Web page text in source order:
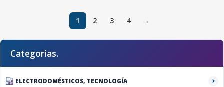
Categorías.
ELECTRODOMÉSTICOS, TECNOLOGÍA
1 2 3 4 →